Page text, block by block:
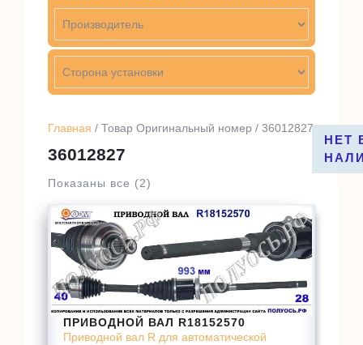
Главная / Товар Оригинальный номер / 36012827
36012827
Показаны все (2)
НЕТ
ПРИВОДНОЙ ВАЛ R18152570
Приводной вал R для автоматической